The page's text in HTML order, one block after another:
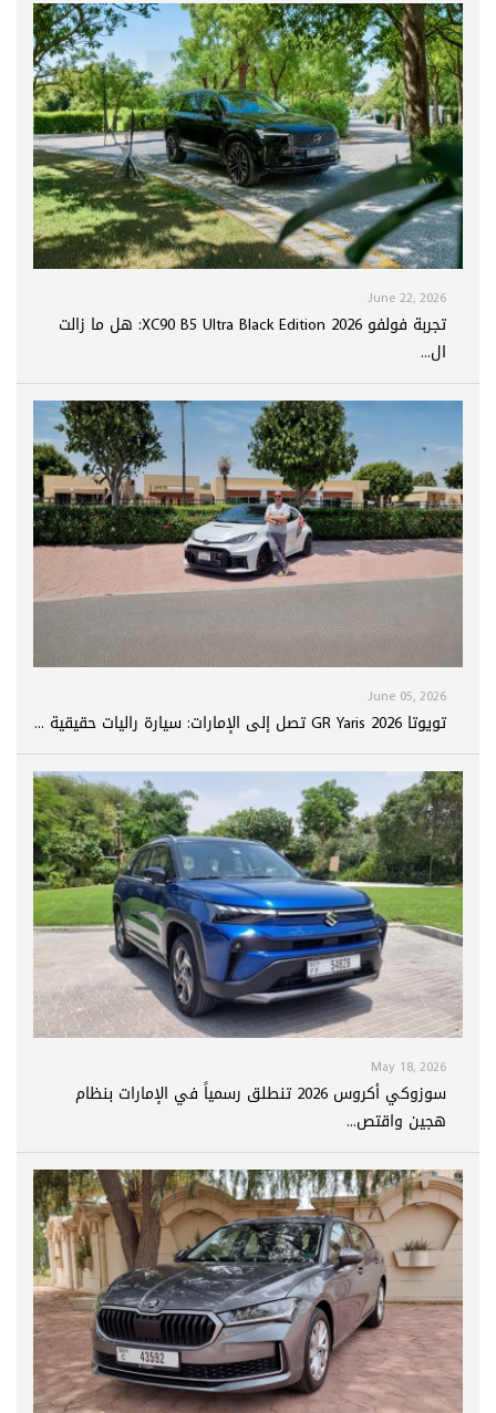
June 22, 2026
تجربة فولفو XC90 B5 Ultra Black Edition 2026: هل ما زالت
ال...
June 05, 2026
تويوتا GR Yaris 2026 تصل إلى الإمارات: سيارة راليات حقيقية ...
May 18, 2026
سوزوكي أكروس 2026 تنطلق رسمياً في الإمارات بنظام
هجين واقتص...